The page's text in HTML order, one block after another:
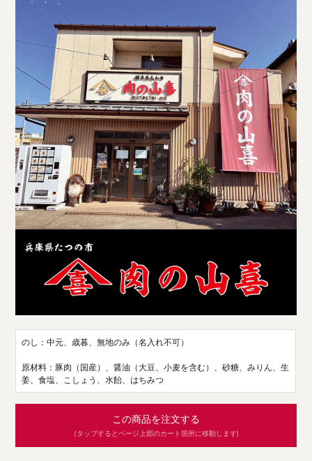
のし：中元、歳暮、無地のみ（名入れ不可）
原材料：豚肉（国産）、醤油（大豆、小麦を含む）、砂糖、みりん、生
姜、食塩、こしょう、水飴、はちみつ
この商品を注文する
(タップするとページ上部のカート箇所に移動します)